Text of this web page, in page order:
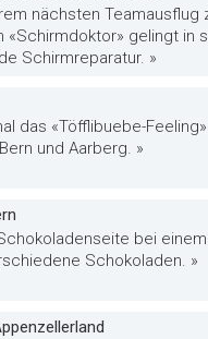
nächsten
«Schirmdoktor» gelingt in
Schirmreparatur. »
das «Töfflibuebe-
und Aarberg. »
bei
Schokoladen. »